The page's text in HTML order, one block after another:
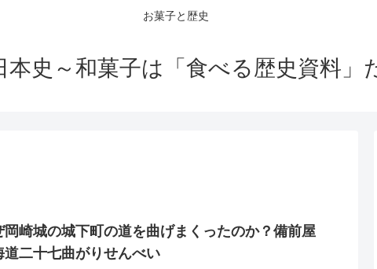
お菓子と歴史
本史～和菓子は「食べる歴史資料」
岡崎城の城下町の道を曲げまくったのか？備前屋
道二十七曲がりせんべい